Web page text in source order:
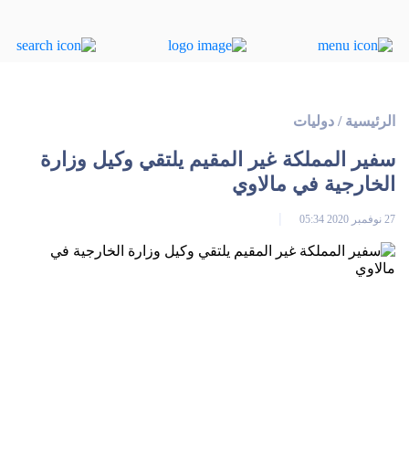
الرئيسية / دوليات
سفير المملكة غير المقيم يلتقي وكيل وزارة
الخارجية في مالاوي
27 نوفمبر 2020 05:34